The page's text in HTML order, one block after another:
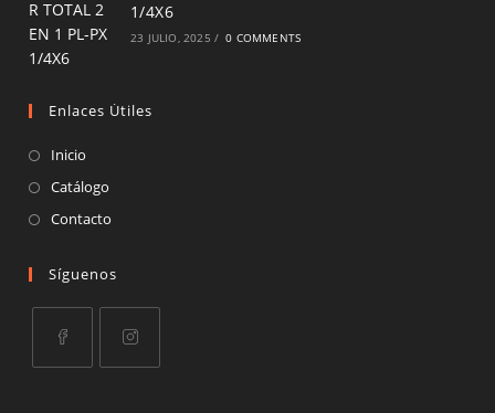
1/4X6
23 JULIO, 2025 / 0 COMMENTS
Enlaces Útiles
Inicio
Catálogo
Contacto
Síguenos